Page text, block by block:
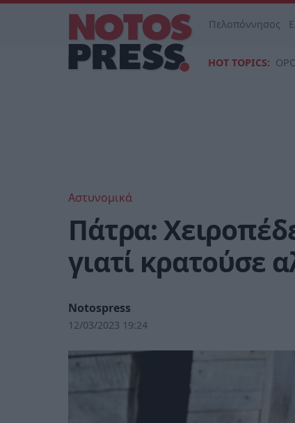
Πελοπόννησος
HOT TOPICS:
Αστυνομικά
Πάτρα:
γιατί κρατούσε
Notospress
12/03/2023 19:24